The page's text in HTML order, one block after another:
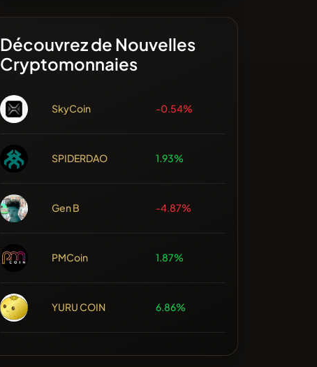
Découvrez de Nouvelles
Cryptomonnaies
SkyCoin -0.54%
SPIDERDAO 1.93%
Gen B -4.87%
PMCoin 1.87%
YURU COIN 6.86%